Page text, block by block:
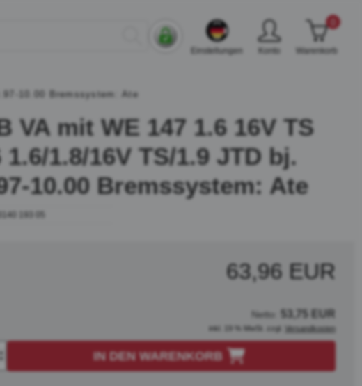
Einstellungen Konto Warenkorb
10.00 Bremssystem: Ate
VA mit WE 147 1.6 16V TS
1.6/1.8/16V TS/1.9 JTD bj.
10.00 Bremssystem: Ate
193 05
63,96 EUR
Netto: 53,75 EUR
inkl. 19 % MwSt. zzgl. Versandkosten
IN DEN WARENKORB